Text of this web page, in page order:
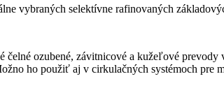
vybraných selektívne rafinovaných
čelné ozubené, závitnicové a kužeľové
ho použiť aj v cirkulačných systémoch